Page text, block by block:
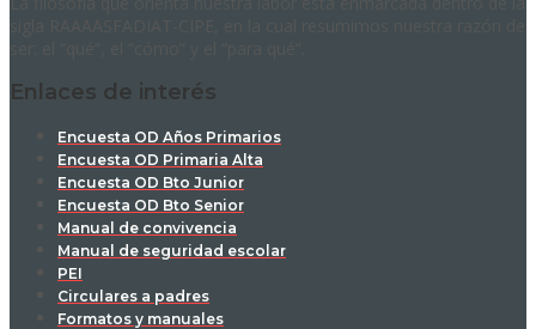
Enlaces de interés
Encuesta OD Años Primarios
Encuesta OD Primaria Alta
Encuesta OD Bto Junior
Encuesta OD Bto Senior
Manual de convivencia
Manual de seguridad escolar
PEI
Circulares a padres
Formatos y manuales